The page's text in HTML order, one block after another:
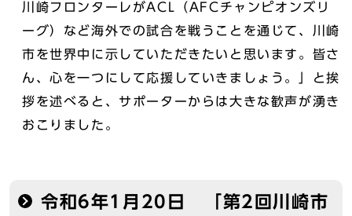
川崎フロンターレがACL（AFCチャンピオンズリ
ーグ）など海外での試合を戦うことを通じて、川崎
市を世界中に示していただきたいと思います。皆さ
ん、心を一つにして応援していきましょう。」と挨
拶を述べると、サポーターからは大きな歓声が湧き
おこりました。
令和6年1月20日 「第2回川崎市